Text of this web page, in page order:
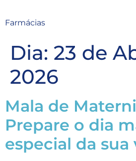
Farmácias
Dia: 23 de
2026
Mala de
Prepare o dia
especial da sua